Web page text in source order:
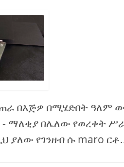
በእጅዎ በሚሄድበት ዓለም
ማለቂያ በሌለው የወረቀት
ያለው የገንዘብ ሱ maro